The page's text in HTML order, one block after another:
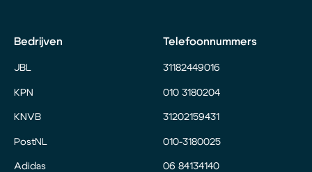
Bedrijven
JBL
KPN
KNVB
PostNL
Adidas
Telefoonnummers
31182449016
010 3180204
31202159431
010-3180025
06 84134140